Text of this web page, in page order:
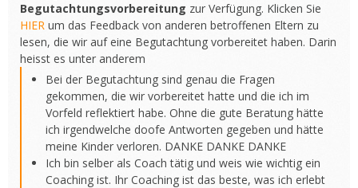
Begutachtungsvorbereitung zur Verfügung. Klicken Sie
HIER um das Feedback von anderen betroffenen Eltern zu
lesen, die wir auf eine Begutachtung vorbereitet haben. Darin
heisst es unter anderem
Bei der Begutachtung sind genau die Fragen
gekommen, die wir vorbereitet hatte und die ich im
Vorfeld reflektiert habe. Ohne die gute Beratung hätte
ich irgendwelche doofe Antworten gegeben und hätte
meine Kinder verloren. DANKE DANKE DANKE
Ich bin selber als Coach tätig und weis wie wichtig ein
Coaching ist. Ihr Coaching ist das beste, was ich erlebt